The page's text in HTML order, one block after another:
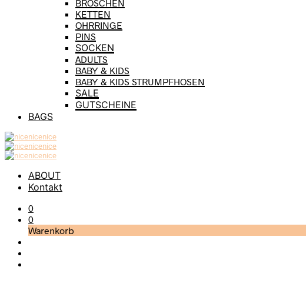
BROSCHEN
KETTEN
OHRRINGE
PINS
SOCKEN
ADULTS
BABY & KIDS
BABY & KIDS STRUMPFHOSEN
SALE
GUTSCHEINE
BAGS
ABOUT
Kontakt
0
0
Warenkorb